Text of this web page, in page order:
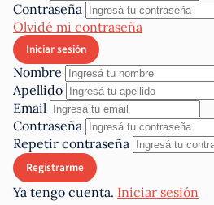
Contraseña
Olvidé mi contraseña
Nombre
Apellido
Email
Contraseña
Repetir contraseña
Ya tengo cuenta. Iniciar sesión